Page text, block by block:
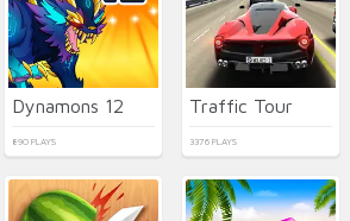
Dynamons 12
890 PLAYS
Traffic Tour
3376 PLAYS